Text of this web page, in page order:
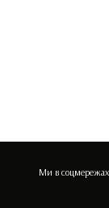
Ми в соцмережах